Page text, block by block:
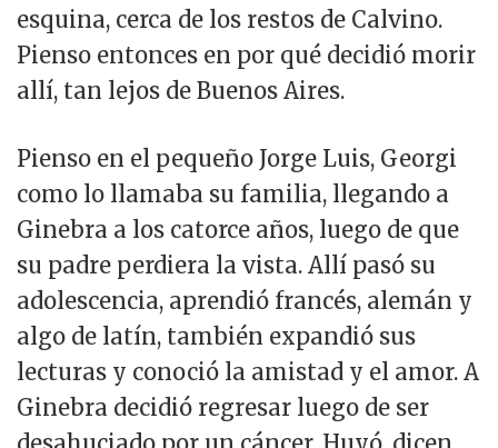
esquina, cerca de los restos de Calvino.
Pienso entonces en por qué decidió morir
allí, tan lejos de Buenos Aires.
Pienso en el pequeño Jorge Luis, Georgi
como lo llamaba su familia, llegando a
Ginebra a los catorce años, luego de que
su padre perdiera la vista. Allí pasó su
adolescencia, aprendió francés, alemán y
algo de latín, también expandió sus
lecturas y conoció la amistad y el amor. A
Ginebra decidió regresar luego de ser